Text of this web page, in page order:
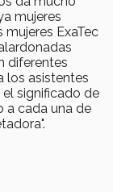
mujeres
mujeres ExaTec
diferentes
los asistentes
significado de
a cada una de